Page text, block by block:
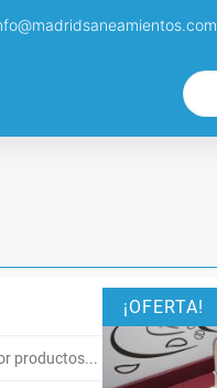
¡OFERTA!